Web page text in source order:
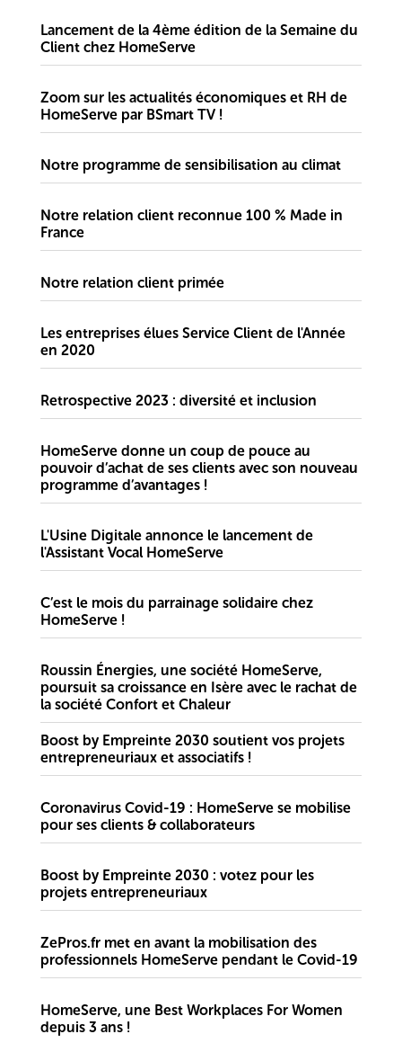
Lancement de la 4ème édition de la Semaine du
Client chez HomeServe
Zoom sur les actualités économiques et RH de
HomeServe par BSmart TV !
Notre programme de sensibilisation au climat
Notre relation client reconnue 100 % Made in
France
Notre relation client primée
Les entreprises élues Service Client de l'Année
en 2020
Retrospective 2023 : diversité et inclusion
HomeServe donne un coup de pouce au
pouvoir d’achat de ses clients avec son nouveau
programme d’avantages !
L'Usine Digitale annonce le lancement de
l'Assistant Vocal HomeServe
C’est le mois du parrainage solidaire chez
HomeServe !
Roussin Énergies, une société HomeServe,
poursuit sa croissance en Isère avec le rachat de
la société Confort et Chaleur
Boost by Empreinte 2030 soutient vos projets
entrepreneuriaux et associatifs !
Coronavirus Covid-19 : HomeServe se mobilise
pour ses clients & collaborateurs
Boost by Empreinte 2030 : votez pour les
projets entrepreneuriaux
ZePros.fr met en avant la mobilisation des
professionnels HomeServe pendant le Covid-19
HomeServe, une Best Workplaces For Women
depuis 3 ans !